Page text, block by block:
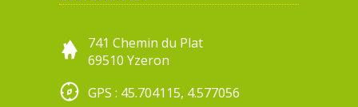
741 Chemin du Plat
69510 Yzeron
GPS : 45.704115, 4.577056